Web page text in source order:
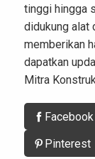
tinggi hingga
didukung alat
memberikan
dapatkan
Mitra
Facebook
Pinterest